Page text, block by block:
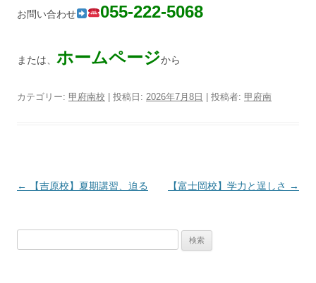
お問い合わせ 055-222-5068
または、 ホームページから
カテゴリー: 甲府南校 | 投稿日: 2026年7月8日 | 投稿者: 甲府南
投
← 【吉原校】夏期講習、迫る 【富士岡校】学力と逞しさ →
索: